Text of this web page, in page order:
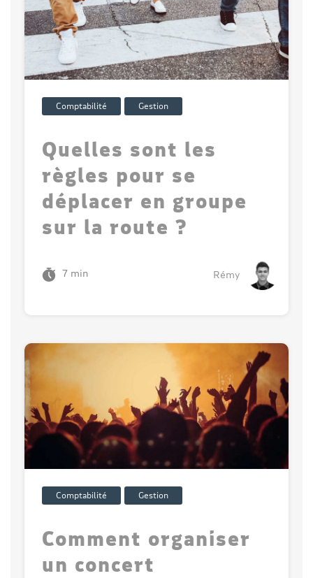
Comptabilité Gestion
Quelles sont les
règles pour se
déplacer en groupe
sur la route ?
7 min Rémy
Comptabilité Gestion
Comment organiser
un concert